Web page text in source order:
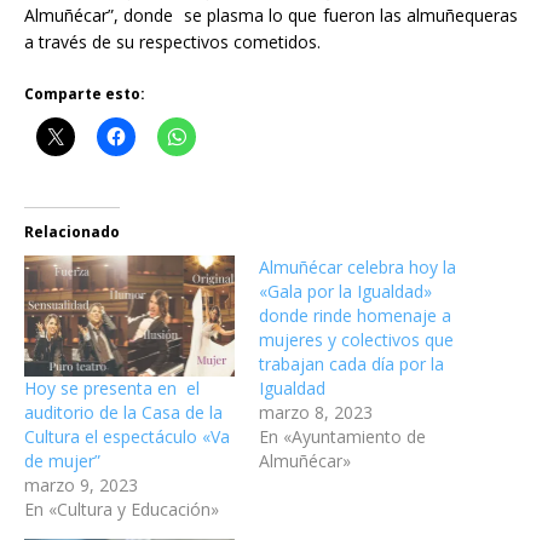
Almuñécar”, donde se plasma lo que fueron las almuñequeras
a través de su respectivos cometidos.
Comparte esto:
Relacionado
Hoy se presenta en el
auditorio de la Casa de la
Cultura el espectáculo «Va
de mujer”
marzo 9, 2023
En «Cultura y Educación»
Almuñécar celebra hoy la
«Gala por la Igualdad»
donde rinde homenaje a
mujeres y colectivos que
trabajan cada día por la
Igualdad
marzo 8, 2023
En «Ayuntamiento de
Almuñécar»